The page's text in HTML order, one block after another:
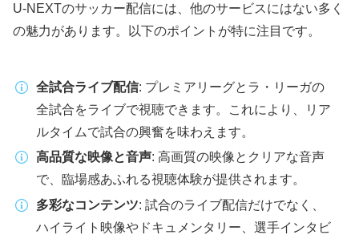
U-NEXTのサッカー配信には、他のサービスにはない多く
の魅力があります。以下のポイントが特に注目です。
全試合ライブ配信: プレミアリーグとラ・リーガの
全試合をライブで視聴できます。これにより、リア
ルタイムで試合の興奮を味わえます。
高品質な映像と音声: 高画質の映像とクリアな音声
で、臨場感あふれる視聴体験が提供されます。
多彩なコンテンツ: 試合のライブ配信だけでなく、
ハイライト映像やドキュメンタリー、選手インタビ